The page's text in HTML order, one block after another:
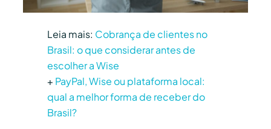
Leia mais: Cobrança de clientes no
Brasil: o que considerar antes de
escolher a Wise
+ PayPal, Wise ou plataforma local:
qual a melhor forma de receber do
Brasil?